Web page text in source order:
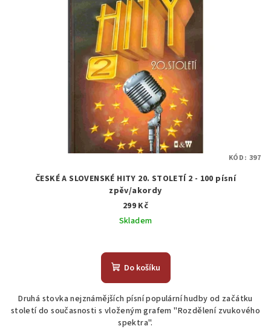
ČESKÉ A SLOVENSKÉ HITY 20. STOLETÍ 2 - 100 písní
zpěv/akordy
299 Kč
Skladem
hodnocení
produktu
z
5
hvězdiček.
Do košíku
Druhá stovka nejznámějších písní populární hudby od začátku
století do současnosti s vloženým grafem "Rozdělení zvukového
spektra".
KÓD: 397